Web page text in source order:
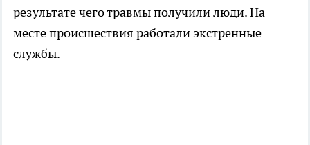
результате чего травмы получили люди. На
месте происшествия работали экстренные
службы.